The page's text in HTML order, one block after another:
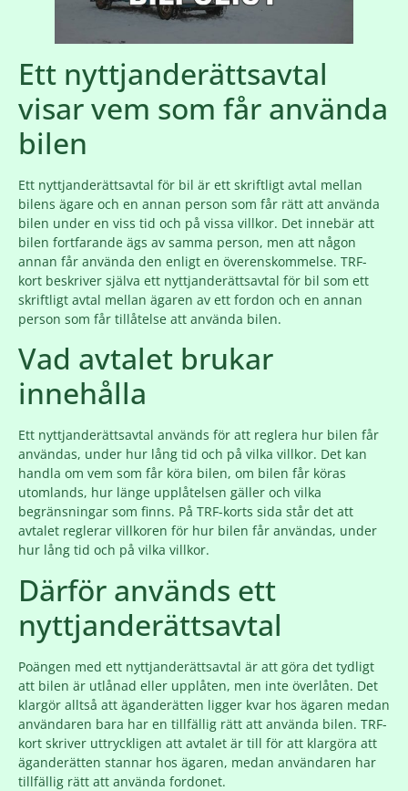
Ett nyttjanderättsavtal
visar vem som får använda
bilen
Ett nyttjanderättsavtal för bil är ett skriftligt avtal mellan
bilens ägare och en annan person som får rätt att använda
bilen under en viss tid och på vissa villkor. Det innebär att
bilen fortfarande ägs av samma person, men att någon
annan får använda den enligt en överenskommelse. TRF-
kort beskriver själva ett nyttjanderättsavtal för bil som ett
skriftligt avtal mellan ägaren av ett fordon och en annan
person som får tillåtelse att använda bilen.
Vad avtalet brukar
innehålla
Ett nyttjanderättsavtal används för att reglera hur bilen får
användas, under hur lång tid och på vilka villkor. Det kan
handla om vem som får köra bilen, om bilen får köras
utomlands, hur länge upplåtelsen gäller och vilka
begränsningar som finns. På TRF-korts sida står det att
avtalet reglerar villkoren för hur bilen får användas, under
hur lång tid och på vilka villkor.
Därför används ett
nyttjanderättsavtal
Poängen med ett nyttjanderättsavtal är att göra det tydligt
att bilen är utlånad eller upplåten, men inte överlåten. Det
klargör alltså att äganderätten ligger kvar hos ägaren medan
användaren bara har en tillfällig rätt att använda bilen. TRF-
kort skriver uttryckligen att avtalet är till för att klargöra att
äganderätten stannar hos ägaren, medan användaren har
tillfällig rätt att använda fordonet.